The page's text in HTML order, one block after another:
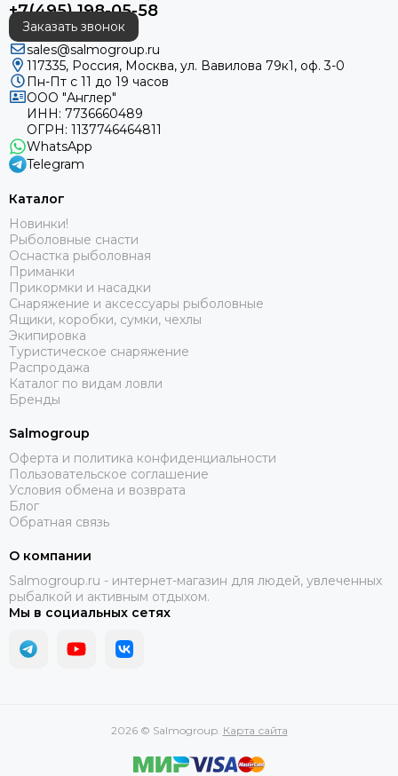
+7(495) 198-05-58
Заказать звонок
sales@salmogroup.ru
117335, Россия, Москва, ул. Вавилова 79к1, оф. 3-0
Пн-Пт с 11 до 19 часов
ООО "Англер"
ИНН: 7736660489
ОГРН: 1137746464811
WhatsApp
Telegram
Каталог
Новинки!
Рыболовные снасти
Оснастка рыболовная
Приманки
Прикормки и насадки
Снаряжение и аксессуары рыболовные
Ящики, коробки, сумки, чехлы
Экипировка
Туристическое снаряжение
Распродажа
Каталог по видам ловли
Бренды
Salmogroup
Оферта и политика конфиденциальности
Пользовательское соглашение
Условия обмена и возврата
Блог
Обратная связь
О компании
Salmogroup.ru - интернет-магазин для людей, увлеченных
рыбалкой и активным отдыхом.
Мы в социальных сетях
2026 © Salmogroup. Карта сайта